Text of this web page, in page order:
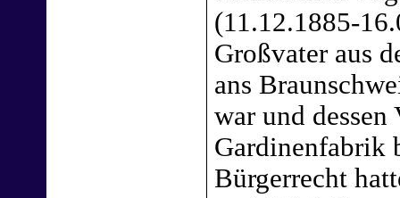
(11.12.1885-
Großvater aus
ans
war und dessen
Gardinenfabrik
Bürgerrecht